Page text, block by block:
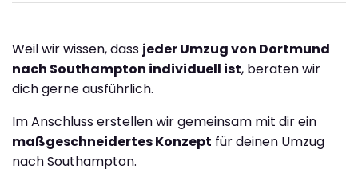
Weil wir wissen, dass jeder Umzug von Dortmund
nach Southampton individuell ist, beraten wir
dich gerne ausführlich.
Im Anschluss erstellen wir gemeinsam mit dir ein
maßgeschneidertes Konzept für deinen Umzug
nach Southampton.